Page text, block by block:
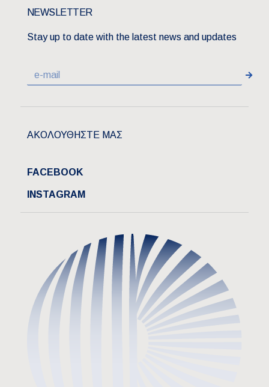
NEWSLETTER
Stay up to date with the latest news and updates
ΑΚΟΛΟΥΘΗΣΤΕ ΜΑΣ
FACEBOOK
INSTAGRAM